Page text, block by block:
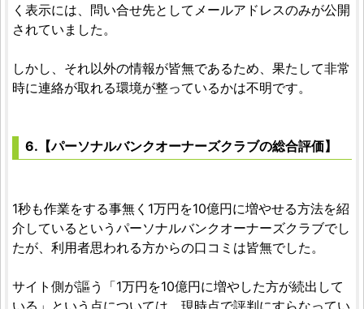
く表示には、問い合せ先としてメールアドレスのみが公開
されていました。
しかし、それ以外の情報が皆無であるため、果たして非常
時に連絡が取れる環境が整っているかは不明です。
6.【パーソナルバンクオーナーズクラブの総合評価】
1秒も作業をする事無く1万円を10億円に増やせる方法を紹
介しているというパーソナルバンクオーナーズクラブでし
たが、利用者思われる方からの口コミは皆無でした。
サイト側が謳う「1万円を10億円に増やした方が続出して
いる」という点については、現時点で評判にすらなってい